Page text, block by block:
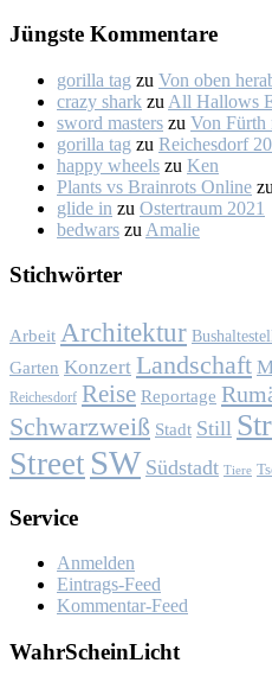
Jüngs­te Kom­men­ta­re
gorilla tag zu Von oben
crazy shark zu All Hal­lows
sword masters zu Von Fürth
gorilla tag zu Rei­ches­dorf
happy wheels zu Ken
Plants vs Brainrots Online zu
glide in zu Os­ter­traum 2021
bedwars zu Ama­lie
Stich­wör­ter
Arbeit Architektur
Garten Konzert Landschaft
Reichesdorf Reise Reportage
Schwarzweiß Stadt Still
Street SW Südstadt Tiere
Ser­vice
Anmelden
Eintrags-Feed
Kommentar-Feed
Wahr­Schein­Licht